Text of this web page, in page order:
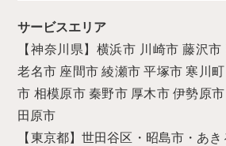
サービスエリア
【神奈川県】横浜市 川崎市 藤沢
老名市 座間市 綾瀬市 平塚市 寒川
市 相模原市 秦野市 厚木市 伊勢原
田原市
【東京都】世田谷区・昭島市・あ